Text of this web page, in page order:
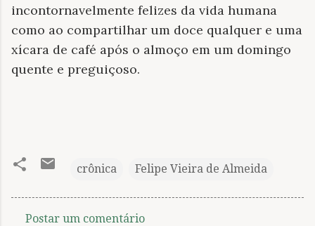
incontornavelmente felizes da vida humana
como ao compartilhar um doce qualquer e uma
xícara de café após o almoço em um domingo
quente e preguiçoso.
crônica Felipe Vieira de Almeida
Postar um comentário